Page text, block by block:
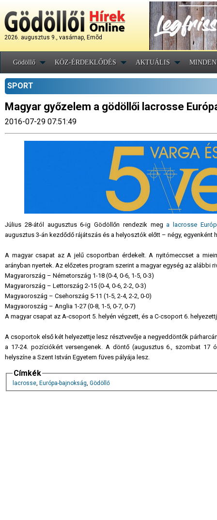
2026. augusztus 9., vasárnap, Emõd
Gödöllő KÖZ-ÉRDEKLŐDÉS AKTUÁLIS
SPORT
Magyar győzelem a gödöllői lacrosse
2016-07-29 07:51:49
Július 28-ától augusztus 6-ig Gödöllőn rendezik mega lacrosse
augusztus 3-án kezdődő rájátszás és a helyosztók előtt – négy,
A magyar csapat az A jelű csoportban érdekelt. A nyitómeccset a
arányban nyertek. Az előzetes program szerint a magyar egység az alábbi
Magyarország – Németország 1-18 (0-4, 0-6, 1-5, 0-3)
Magyarország – Lettország 2-15 (0-4, 0-6, 2-2, 0-3)
Magyaoroszág – Csehország 5-11 (1-5, 2-4, 2-2, 0-0)
Magyaoroszág – Anglia 1-27 (0-8, 1-5, 0-7, 0-7)
A magyar csapat az A-csoport 5. helyén végzett, és a C-csoport 6.
A csoportok első két helyezettje lesz résztvevője a negyeddöntők
a 17-24. pozíciókért versengenek. A döntő (augusztus 6., szombat 17
helyszíne a Szent István Egyetem füves pályája lesz.
Címkék
lacrosse, Európa-bajnokság, Gödöllő